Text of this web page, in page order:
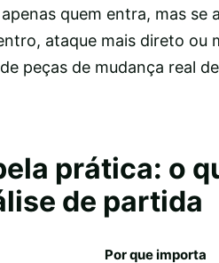
quem entra, mas
ataque mais direto ou
peças de mudança real
prática: o
de partida
Por que importa